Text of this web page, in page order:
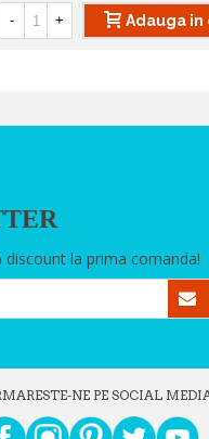
- + Adauga in
la prima comanda!
NE PE SOCIAL